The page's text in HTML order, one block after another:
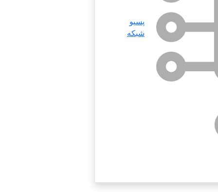
پسیو
شبکه